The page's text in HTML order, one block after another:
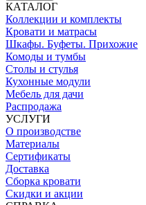
КАТАЛОГ
Коллекции и комплекты
Кровати и матрасы
Шкафы. Буфеты. Прихожие
Комоды и тумбы
Столы и стулья
Кухонные модули
Мебель для дачи
Распродажа
УСЛУГИ
О производстве
Материалы
Сертификаты
Доставка
Сборка кровати
Скидки и акции